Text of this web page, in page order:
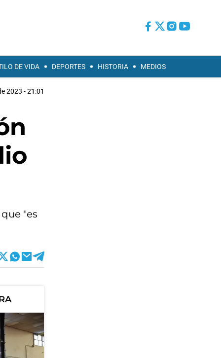
DE VIDA DEPORTES HISTORIA MEDIOS
2023 - 21:01
"es